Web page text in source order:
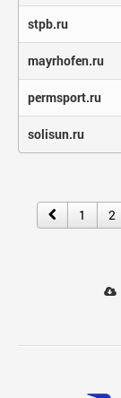
stpb.ru
mayrhofen.ru
permsport.ru
solisun.ru
1 2